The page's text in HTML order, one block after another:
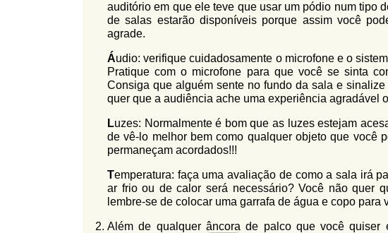
auditório em que ele teve que usar um pódio num tipo
de salas estarão disponíveis porque assim você
agrade.
Áudio: verifique cuidadosamente o microfone e o
Pratique com o microfone para que você se sinta
Consiga que alguém sente no fundo da sala e
quer que a audiência ache uma experiência agradável
Luzes: Normalmente é bom que as luzes estejam
de vê-lo melhor bem como qualquer objeto que você
permaneçam acordados!!!
Temperatura: faça uma avaliação de como a sala irá
ar frio ou de calor será necessário? Você não quer
lembre-se de colocar uma garrafa de água e copo para
Além de qualquer âncora de palco que você quiser